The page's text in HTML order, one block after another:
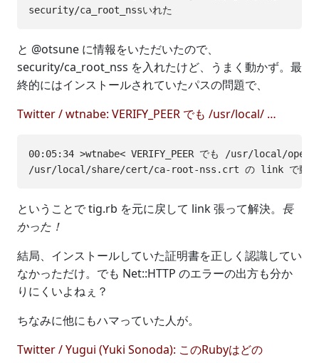
と @otsune に情報をいただいたので、
security/ca_root_nss を入れたけど、うまく動かず。最
終的にはインストールされていたパスの問題で、
Twitter / wtnabe: VERIFY_PEER でも /usr/local/ …
00:05:34 >wtnabe< VERIFY_PEER でも /usr/local/
ということで tig.rb を元に戻して link 張って解決。 長
かった！
結局、インストールしていた証明書を正しく認識してい
なかっただけ。でも Net::HTTP のエラーの出方も分か
りにくいよねぇ？
ちなみに他にもハマっていた人が。
Twitter / Yugui (Yuki Sonoda): このRubyはどの